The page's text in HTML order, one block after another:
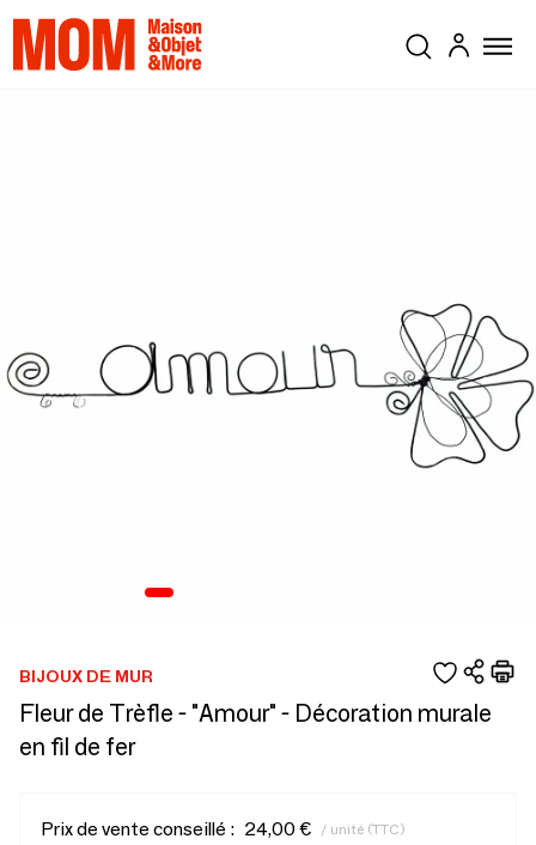
BIJOUX DE MUR
Fleur de Trèfle - "Amour" - Décoration murale
en fil de fer
Prix de vente conseillé : 24,00 € / unité (TTC)